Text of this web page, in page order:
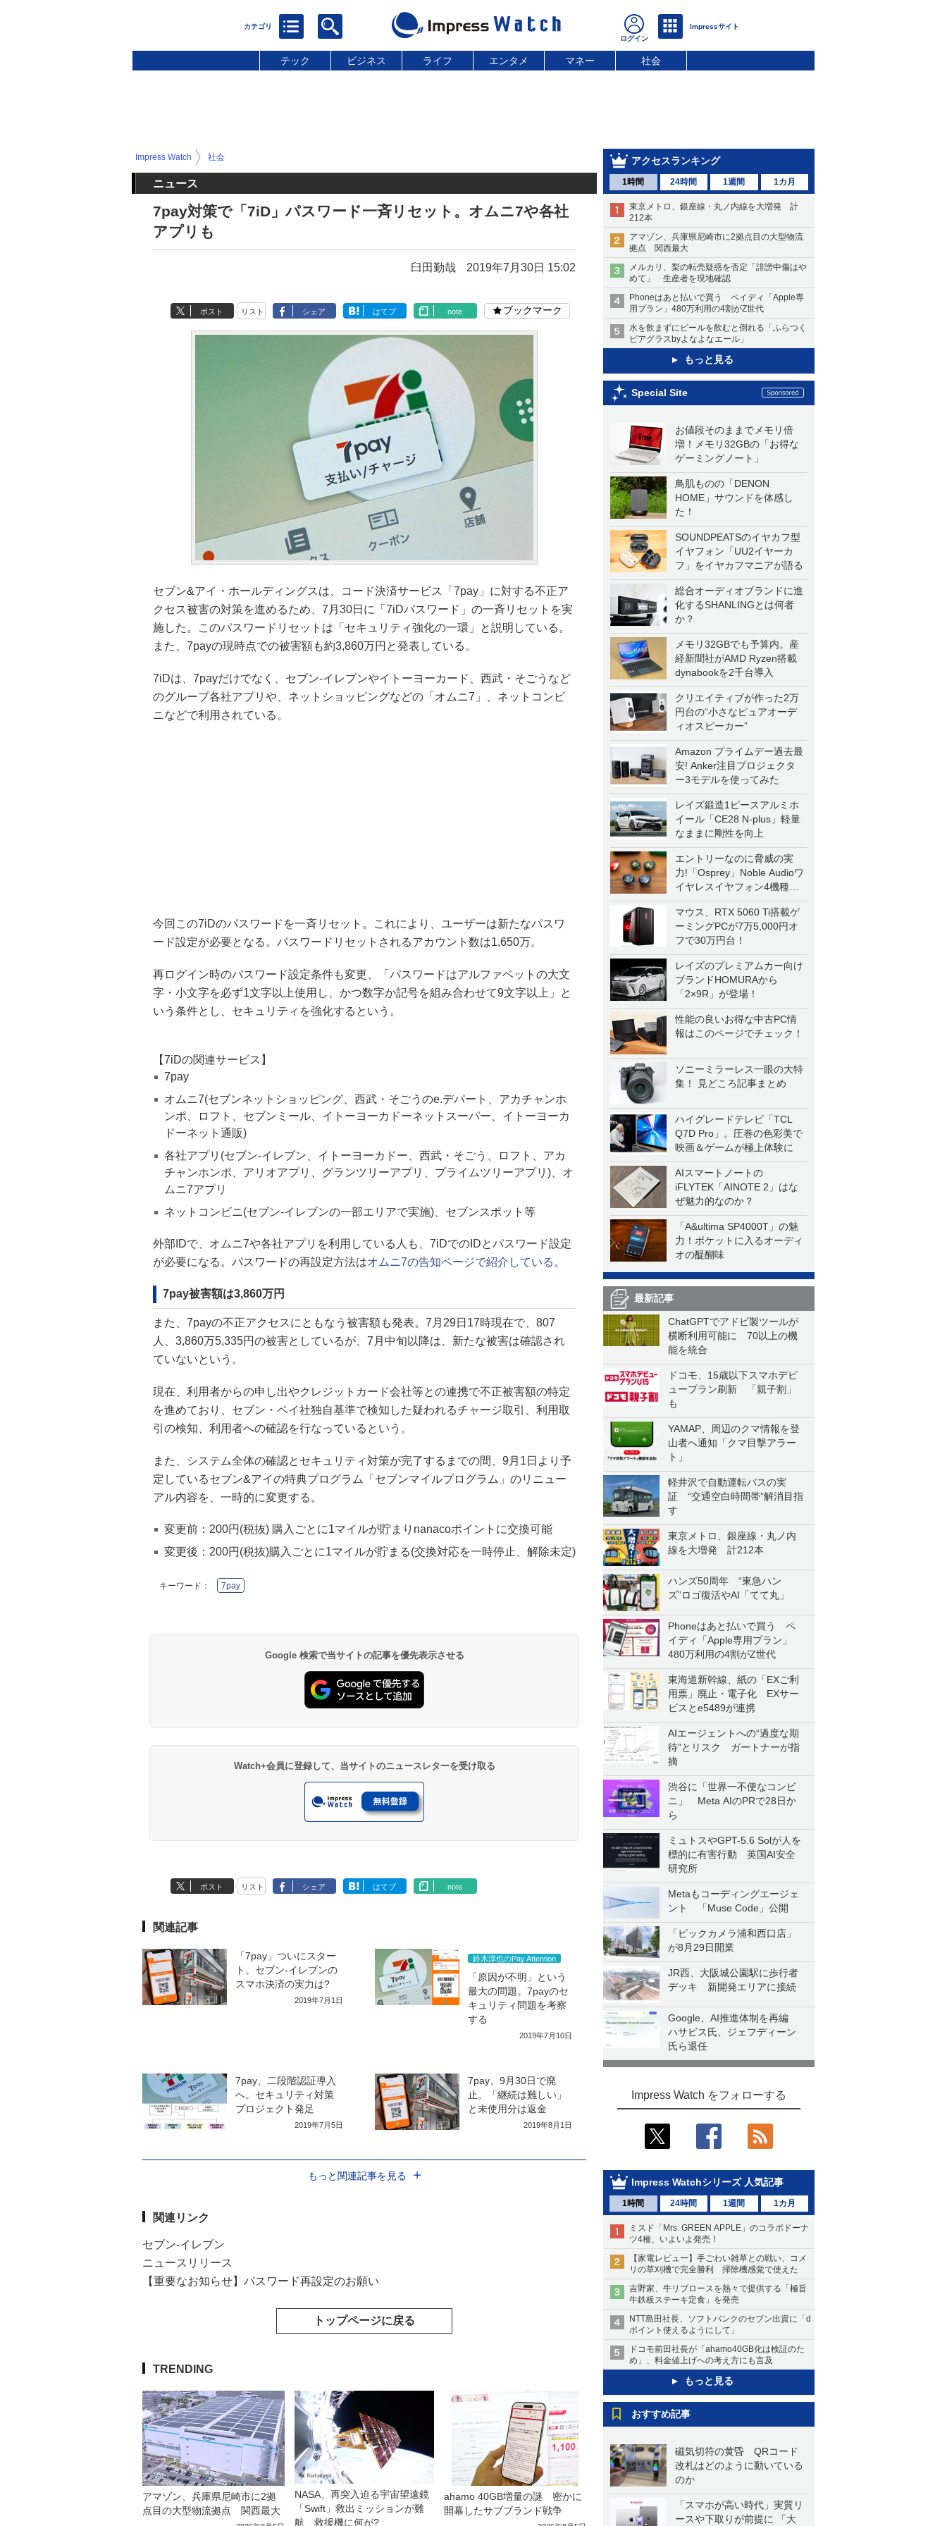
テック ビジネス ライフ エンタメ マネー 社会
アクセスランキング
1時間 24時間 1週間 1カ月
東京メトロ、銀座線・丸ノ内線を大増発 計
212本
アマゾン、兵庫県尼崎市に2拠点目の大型物流
拠点 関西最大
メルカリ、梨の転売疑惑を否定「誹謗中傷はや
めて」 生産者を現地確認
Phoneはあと払いで買う ペイディ「Apple専
用プラン」480万利用の4割がZ世代
水を飲まずにビールを飲むと倒れる「ふらつく
ビアグラスbyよなよなエール」
もっと見る
Special Site
お値段そのままでメモリ倍
増！メモリ32GBの「お得な
ゲーミングノート」
鳥肌ものの「DENON
HOME」サウンドを体感し
た！
SOUNDPEATSのイヤカフ型
イヤフォン「UU2イヤーカ
フ」をイヤカフマニアが語る
総合オーディオブランドに進
化するSHANLINGとは何者
か？
メモリ32GBでも予算内。産
経新聞社がAMD Ryzen搭載
dynabookを2千台導入
クリエイティブが作った2万
円台の“小さなピュアオーデ
ィオスピーカー”
Amazon プライムデー過去最
安! Anker注目プロジェクタ
ー3モデルを使ってみた
レイズ鍛造1ピースアルミホ
イール「CE28 N-plus」軽量
なままに剛性を向上
エントリーなのに脅威の実
力!「Osprey」Noble Audioワ
イヤレスイヤフォン4機種を
一気に聴く
マウス、RTX 5060 Ti搭載ゲ
ーミングPCが7万5,000円オ
フで30万円台！
レイズのプレミアムカー向け
ブランドHOMURAから
「2×9R」が登場！
性能の良いお得な中古PC情
報はこのページでチェック！
ソニーミラーレス一眼の大特
集！ 見どころ記事まとめ
ハイグレードテレビ「TCL
Q7D Pro」。圧巻の色彩美で
映画＆ゲームが極上体験に
AIスマートノートの
iFLYTEK「AINOTE 2」はな
ぜ魅力的なのか？
「A&ultima SP4000T」の魅
力！ポケットに入るオーディ
オの醍醐味
最新記事
ChatGPTでアドビ製ツールが
横断利用可能に 70以上の機
能を統合
ドコモ、15歳以下スマホデビ
ュープラン刷新 「親子割」
も
YAMAP、周辺のクマ情報を登
山者へ通知「クマ目撃アラー
ト」
軽井沢で自動運転バスの実
証 “交通空白時間帯”解消目指
す
東京メトロ、銀座線・丸ノ内
線を大増発 計212本
ハンズ50周年 “東急ハン
ズ”ロゴ復活やAI「てて丸」
Phoneはあと払いで買う ペ
イディ「Apple専用プラン」
480万利用の4割がZ世代
東海道新幹線、紙の「EXご利
用票」廃止・電子化 EXサー
ビスとe5489が連携
AIエージェントへの“過度な期
待”とリスク ガートナーが指
摘
渋谷に「世界一不便なコンビ
ニ」 Meta AIのPRで28日か
ら
ミュトスやGPT-5.6 Solが人を
標的に有害行動 英国AI安全
研究所
Metaもコーディングエージェ
ント 「Muse Code」公開
「ビックカメラ浦和西口店」
が8月29日開業
JR西、大阪城公園駅に歩行者
デッキ 新開発エリアに接続
Google、AI推進体制を再編
ハサビス氏、ジェフディーン
氏ら退任
Impress Watch をフォローする
Impress Watchシリーズ 人気記事
1時間 24時間 1週間 1カ月
ミスド「Mrs. GREEN APPLE」のコラボドーナ
ツ4種、いよいよ発売！
【家電レビュー】手ごわい雑草との戦い、コメ
リの草刈機で完全勝利 掃除機感覚で使えた
吉野家、牛リブロースを熱々で提供する「極旨
牛鉄板ステーキ定食」を発売
NTT島田社長、ソフトバンクのセブン出資に「d
ポイント使えるようにして」
ドコモ前田社長が「ahamo40GB化は検証のた
め」、料金値上げへの考え方にも言及
もっと見る
おすすめ記事
磁気切符の黄昏 QRコード
改札はどのように動いている
のか
「スマホが高い時代」実質リ
ースや下取りが前提に 「大
Impress Watch 社会
ニュース
7pay対策で「7iD」パスワード一斉リセット。オムニ7や各社
アプリも
臼田勤哉 2019年7月30日 15:02
ポスト リスト シェア はてブ note ブックマーク
セブン&アイ・ホールディングスは、コード決済サービス「7pay」に対する不正ア
クセス被害の対策を進めるため、7月30日に「7iDパスワード」の一斉リセットを実
施した。このパスワードリセットは「セキュリティ強化の一環」と説明している。
また、7payの現時点での被害額も約3,860万円と発表している。
7iDは、7payだけでなく、セブン-イレブンやイトーヨーカード、西武・そごうなど
のグループ各社アプリや、ネットショッピングなどの「オムニ7」、ネットコンビ
ニなどで利用されている。
今回この7iDのパスワードを一斉リセット。これにより、ユーザーは新たなパスワ
ード設定が必要となる。パスワードリセットされるアカウント数は1,650万。
再ログイン時のパスワード設定条件も変更、「パスワードはアルファベットの大文
字・小文字を必ず1文字以上使用し、かつ数字か記号を組み合わせて9文字以上」と
いう条件とし、セキュリティを強化するという。
【7iDの関連サービス】
7pay
オムニ7(セブンネットショッピング、西武・そごうのe.デパート、アカチャンホ
ンポ、ロフト、セブンミール、イトーヨーカドーネットスーパー、イトーヨーカ
ドーネット通販)
各社アプリ(セブン‐イレブン、イトーヨーカドー、西武・そごう、ロフト、アカ
チャンホンポ、アリオアプリ、グランツリーアプリ、プライムツリーアプリ)、オ
ムニ7アプリ
ネットコンビニ(セブン‐イレブンの一部エリアで実施)、セブンスポット等
外部IDで、オムニ7や各社アプリを利用している人も、7iDでのIDとパスワード設定
が必要になる。パスワードの再設定方法はオムニ7の告知ページで紹介している 。
7pay被害額は3,860万円
また、7payの不正アクセスにともなう被害額も発表。7月29日17時現在で、807
人、3,860万5,335円の被害としているが、7月中旬以降は、新たな被害は確認され
ていないという。
現在、利用者からの申し出やクレジットカード会社等との連携で不正被害額の特定
を進めており、セブン・ペイ社独自基準で検知した疑われるチャージ取引、利用取
引の検知、利用者への確認を行なっているという。
また、システム全体の確認とセキュリティ対策が完了するまでの間、9月1日より予
定しているセブン&アイの特典プログラム「セブンマイルプログラム」のリニュー
アル内容を、一時的に変更する。
変更前：200円(税抜) 購入ごとに1マイルが貯まりnanacoポイントに交換可能
変更後：200円(税抜)購入ごとに1マイルが貯まる(交換対応を一時停止、解除未定)
キーワード： 7pay
Google 検索で当サイトの記事を優先表示させる
Watch+会員に登録して、当サイトのニュースレターを受け取る
ポスト リスト シェア はてブ note
関連記事
「7pay」ついにスター
ト。セブン-イレブンの
スマホ決済の実力は?
2019年7月1日
鈴木淳也のPay Attention
「原因が不明」という
最大の問題。7payのセ
キュリティ問題を考察
する
2019年7月10日
7pay、二段階認証導入
へ。セキュリティ対策
プロジェクト発足
2019年7月5日
7pay、9月30日で廃
止。「継続は難しい」
と未使用分は返金
2019年8月1日
もっと関連記事を見る
関連リンク
セブン-イレブン
ニュースリリース
【重要なお知らせ】パスワード再設定のお願い
トップページに戻る
TRENDING
アマゾン、兵庫県尼崎市に2拠
点目の大型物流拠点 関西最大
NASA、再突入迫る宇宙望遠鏡
「Swift」救出ミッションが難
航 救援機に何が?
ahamo 40GB増量の謎 密かに
開幕したサブブランド戦争